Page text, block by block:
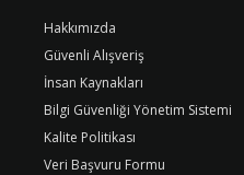
Hakkımızda
Güvenli Alışveriş
İnsan Kaynakları
Bilgi Güvenliği Yönetim Sistemi
Kalite Politikası
Veri Başvuru Formu